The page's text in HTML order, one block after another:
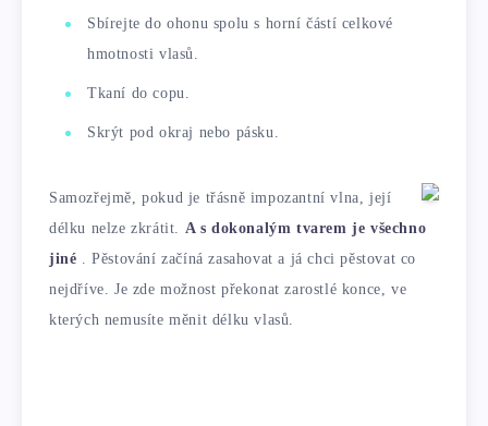
Sbírejte do ohonu spolu s horní částí celkové
hmotnosti vlasů.
Tkaní do copu.
Skrýt pod okraj nebo pásku.
Samozřejmě, pokud je třásně impozantní vlna, její
délku nelze zkrátit. A s dokonalým tvarem je všechno
jiné . Pěstování začíná zasahovat a já chci pěstovat co
nejdříve. Je zde možnost překonat zarostlé konce, ve
kterých nemusíte měnit délku vlasů.